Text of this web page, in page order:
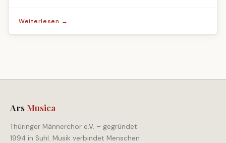
Weiterlesen →
Ars Musica
Thüringer Männerchor e.V. – gegründet
1994 in Suhl. Musik verbindet Menschen